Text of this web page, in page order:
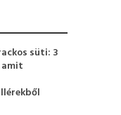
süti: 3